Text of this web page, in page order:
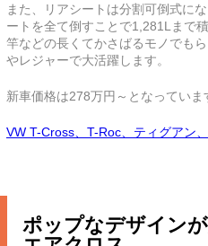
また、リアシートは分割可倒式に
ートを全て倒すことで1,281Lまで
竿などの長くてかさばるモノでも
やレジャーで大活躍します。
新車価格は278万円～となっていま
VW T-Cross、T-Roc、ティグアン
ポップなデザイン